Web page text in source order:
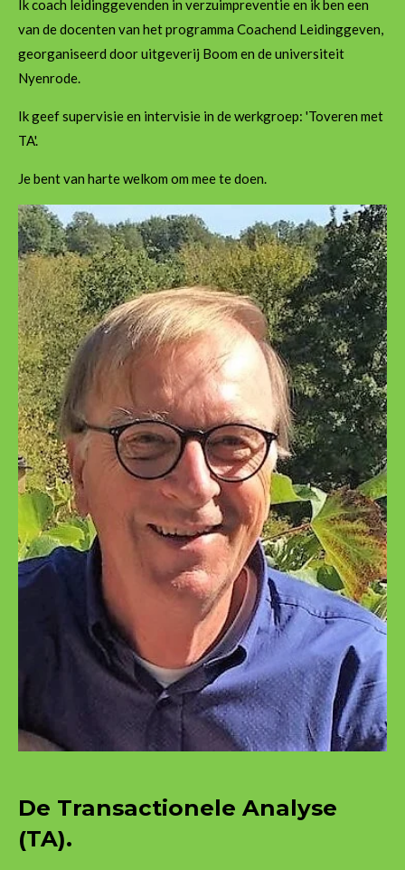
Ik coach leidinggevenden in verzuimpreventie en ik ben een
van de docenten van het programma Coachend Leidinggeven,
georganiseerd door uitgeverij Boom en de universiteit
Nyenrode.
Ik geef supervisie en intervisie in de werkgroep: 'Toveren met
TA'.
Je bent van harte welkom om mee te doen.
De Transactionele Analyse
(TA).